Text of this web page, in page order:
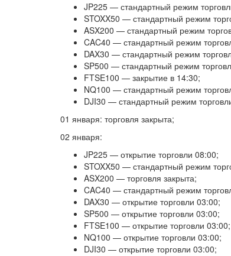
JP225 — стандартный режим
STOXX50 — стандартный режим
ASX200 — стандартный режим
CAC40 — стандартный режим
DAX30 — стандартный режим
SP500 — стандартный режим
FTSE100 — закрытие в 14:30;
NQ100 — стандартный режим
DJI30 — стандартный режим
01 января: торговля закрыта;
02 января:
JP225 — открытие торговли 08:00;
STOXX50 — стандартный режим
ASX200 — торговля закрыта;
CAC40 — стандартный режим
DAX30 — открытие торговли 03:00;
SP500 — открытие торговли 03:00;
FTSE100 — открытие торговли 03:00;
NQ100 — открытие торговли 03:00;
DJI30 — открытие торговли 03:00;